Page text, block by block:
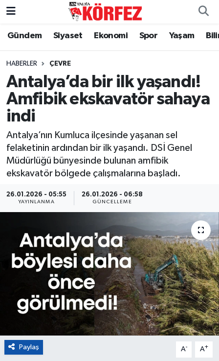
Gündem Siyaset Ekonomi Spor Yaşam
HABERLER ÇEVRE
Antalya’da bir ilk yaşandı!
Amfibik ekskavatör sahaya
indi
Antalya’nın Kumluca ilçesinde yaşanan sel
felaketinin ardından bir ilk yaşandı. DSİ Genel
Müdürlüğü bünyesinde bulunan amfibik
ekskavatör bölgede çalışmalarına başladı.
26.01.2026 - 05:55
YAYINLANMA
26.01.2026 - 06:58
GÜNCELLEME
Paylaş A- A+
Gündem
Siyaset
Yerel Yönetim
Ekonomi
Spor
Yaşam
Dünya
Eğitim
Sağlık
Magazin
Turizm
Çevre
Nöbetçi Eczaneler
Hava Durumu
Trafik Durumu
Süper Lig Puan Durumu ve Fikstür
Tüm Manşetler
Son Dakika Haberleri